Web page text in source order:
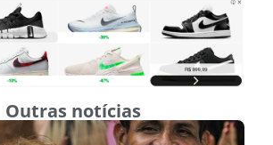
Outras notícias